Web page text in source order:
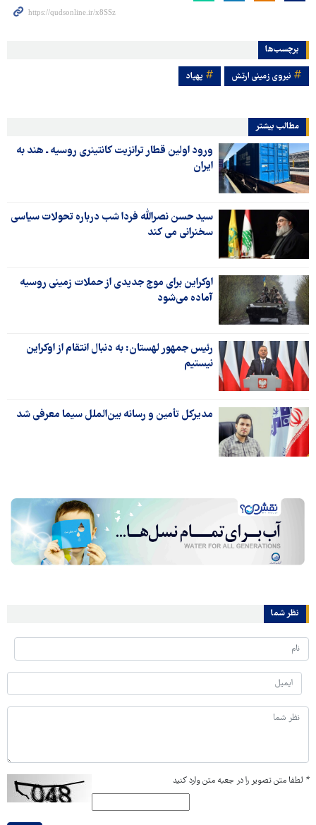
برچسب‌ها
نیروی زمینی ارتش پهپاد
مطالب بیشتر
ورود اولین قطار ترانزیت کانتینری روسیه ـ هند به
ایران
سید حسن نصرالله فردا شب درباره تحولات سیاسی
سخنرانی می کند
اوکراین برای موج جدیدی از حملات زمینی روسیه
آماده می‌شود
رئیس جمهور لهستان: به ‌دنبال انتقام از اوکراین
نیستیم
مدیرکل تأمین و رسانه‌ بین‌الملل سیما معرفی شد
نظر شما
* لطفا متن تصویر را در جعبه متن وارد کنید